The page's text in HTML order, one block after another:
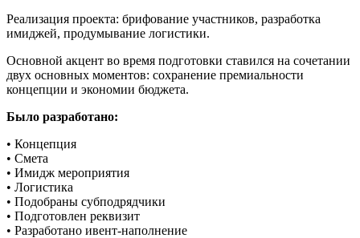
Реализация проекта: брифование участников, разработка
имиджей, продумывание логистики.
Основной акцент во время подготовки ставился на сочетании
двух основных моментов: сохранение премиальности
концепции и экономии бюджета.
Было разработано:
• Концепция
• Смета
• Имидж мероприятия
• Логистика
• Подобраны субподрядчики
• Подготовлен реквизит
• Разработано ивент-наполнение